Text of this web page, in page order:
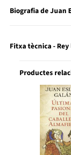
Biografia de Juan
Fitxa tècnica -
Productes